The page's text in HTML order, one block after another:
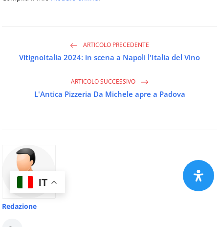
ARTICOLO PRECEDENTE
VitignoItalia 2024: in scena a Napoli l'Italia del Vino
ARTICOLO SUCCESSIVO
L'Antica Pizzeria Da Michele apre a Padova
Redazione
IT